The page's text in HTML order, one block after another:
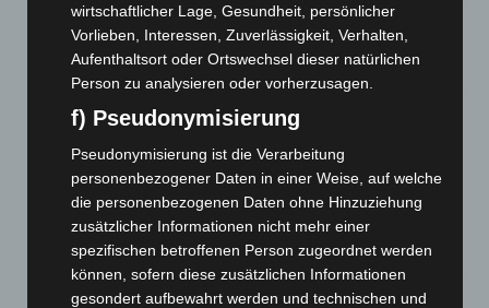
Hannover: Erste Tigermücken-Population in Niedersachsen
entdeckt
Brand im „Haus der Begegnung“ in Neuwarmbüchen schnell
6. August 2026
Region Hannover: 21 neue Notfallsanitäter starten beim
Roten Kreuz
5. August 2026
Mann läuft mit Hockeyschläger über A7 – Polizei sucht
wirtschaftlicher Lage, Gesundheit, persönlicher
Vorlieben, Interessen, Zuverlässigkeit, Verhalten,
Aufenthaltsort oder Ortswechsel dieser natürlichen
Person zu analysieren oder vorherzusagen.
f) Pseudonymisierung
Pseudonymisierung ist die Verarbeitung
personenbezogener Daten in einer Weise, auf welche
die personenbezogenen Daten ohne Hinzuziehung
zusätzlicher Informationen nicht mehr einer
spezifischen betroffenen Person zugeordnet werden
können, sofern diese zusätzlichen Informationen
gesondert aufbewahrt werden und technischen und